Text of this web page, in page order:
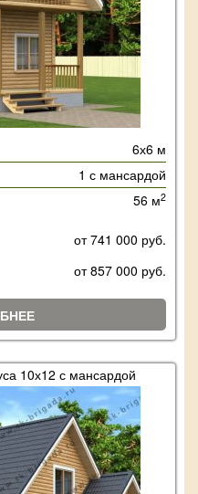
6х6 м
1 с мансардой
56 м2
от 741 000 руб.
от 857 000 руб.
10х12 с мансардой